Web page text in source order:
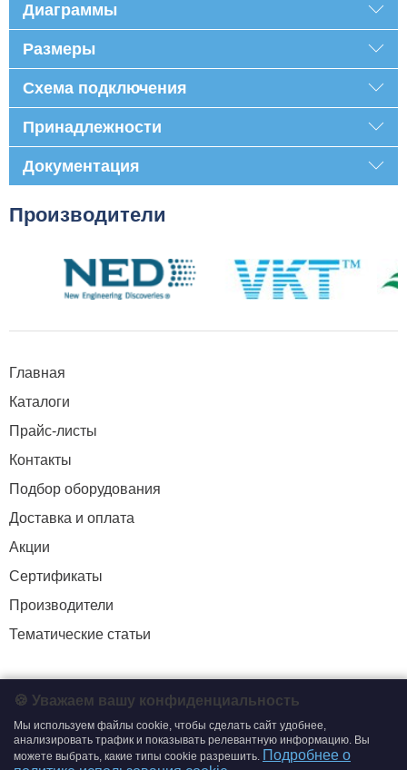
Диаграммы
Размеры
Схема подключения
Принадлежности
Документация
Производители
Главная
Каталоги
Прайс-листы
Контакты
Подбор оборудования
Доставка и оплата
Акции
Сертификаты
Производители
Тематические статьи
+7 (495) 204-19-33
zakaz@smtrading.ru
🍪 Уважаем вашу конфиденциальность
Мы используем файлы cookie, чтобы сделать сайт удобнее,
анализировать трафик и показывать релевантную информацию. Вы
можете выбрать, какие типы cookie разрешить. Подробнее о